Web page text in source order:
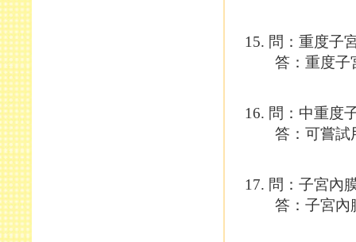
15. 問：重度子
答：重度子宮
16. 問：中重度
答：可嘗試用
17. 問：子宮內
答：子宮內膜